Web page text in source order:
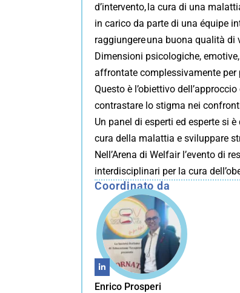
d’intervento, la cura di una
in carico da parte di una équipe
raggiungere una buona qualità di
Dimensioni psicologiche,
affrontate complessivamente per
Questo è l’obiettivo
contrastare lo stigma nei
Un panel di esperti ed esperte si
cura della malattia e sviluppare
Nell’Arena di Welfair l’evento di
interdisciplinari per la cura
Coordinato da
Enrico Prosperi